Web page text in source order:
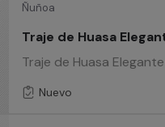
Ñuñoa
Traje de Huasa
Traje de Huasa
Nuevo